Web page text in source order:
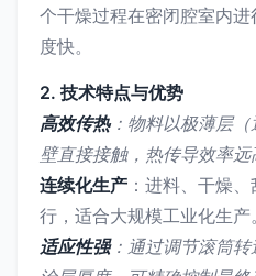
个干燥过程在密闭腔室内
度快。
2. 技术特点与优势
高效传热：物料以极薄层
壁直接接触，热传导效率远
连续化生产 ：进料、干燥
行，适合大规模工业化生产。
适应性强：通过调节滚筒